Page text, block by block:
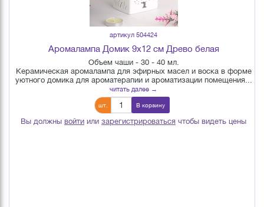
артикул 504424
Аромалампа Домик 9х12 см Древо белая
Объем чаши - 30 - 40 мл.
Керамическая аромалампа для эфирных масел и воска в форме
уютного домика для ароматерапии и ароматизации помещения...
читать далее →
шт. В корзину
Вы должны войти или зарегистрироваться чтобы видеть цены